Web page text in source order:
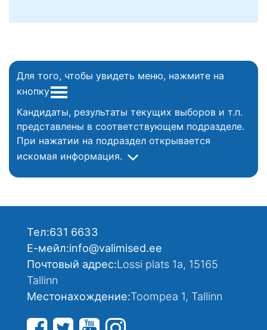
Для того, чтобы увидеть меню, нажмите на
кнопку
Кандидаты, результаты текущих выборов и т.п.
представлены в соответствующем подразделе.
При нажатии на подраздел открывается
искомая информация.
Тел:631 6633
Е-мейл:info@valimised.ee
Почтовый адрес:Lossi plats 1a, 15165
Tallinn
Местонахождение:Toompea 1, Tallinn